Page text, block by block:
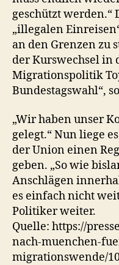
geschützt werden.“
„illegalen
an den Grenzen zu
der Kurswechsel in
Migrationspolitik
Bundestagswahl“,
„Wir haben unser
gelegt.“ Nun liege
der Union einen
geben. „So wie
Anschlägen
es einfach nicht
Politiker weiter.
Quelle: https://
nach-muenchen-
migrationswende/